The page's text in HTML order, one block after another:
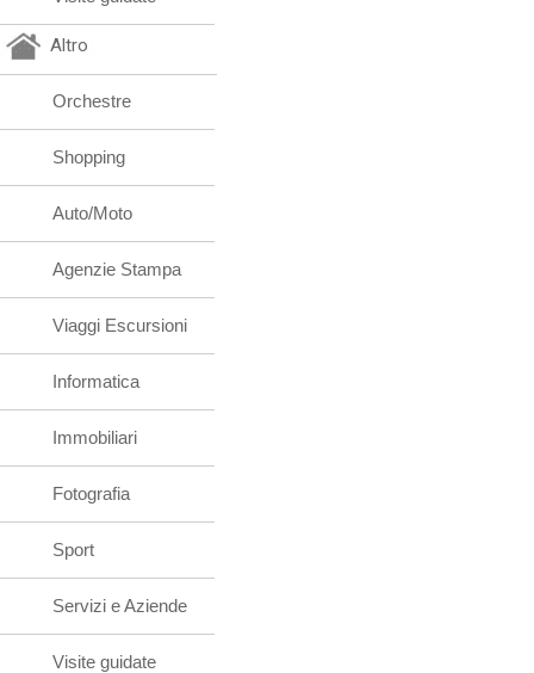
Altro
Orchestre
Shopping
Auto/Moto
Agenzie Stampa
Viaggi Escursioni
Informatica
Immobiliari
Fotografia
Sport
Servizi e Aziende
Visite guidate